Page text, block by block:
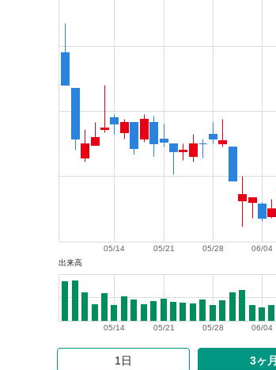
06/04
05/28
05/21
05/14
出来高
06/04
05/28
05/21
05/14
1日 3ヶ月